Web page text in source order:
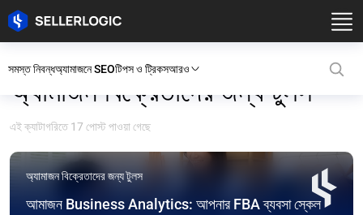
সমস্ত নিবন্ধঅ্যামাজনে SEOটিপস ও ট্রিকসআরও
অ্যামাজন বিক্রেতাদের জন্য টুলস
এই ক্যাটাগরিতে 17 পোস্ট পাওয়া গেছে
অ্যামাজন বিক্রেতাদের জন্য টুলস
আমাজন Business Analytics: আপনার FBA ব্যবসা স্কেল